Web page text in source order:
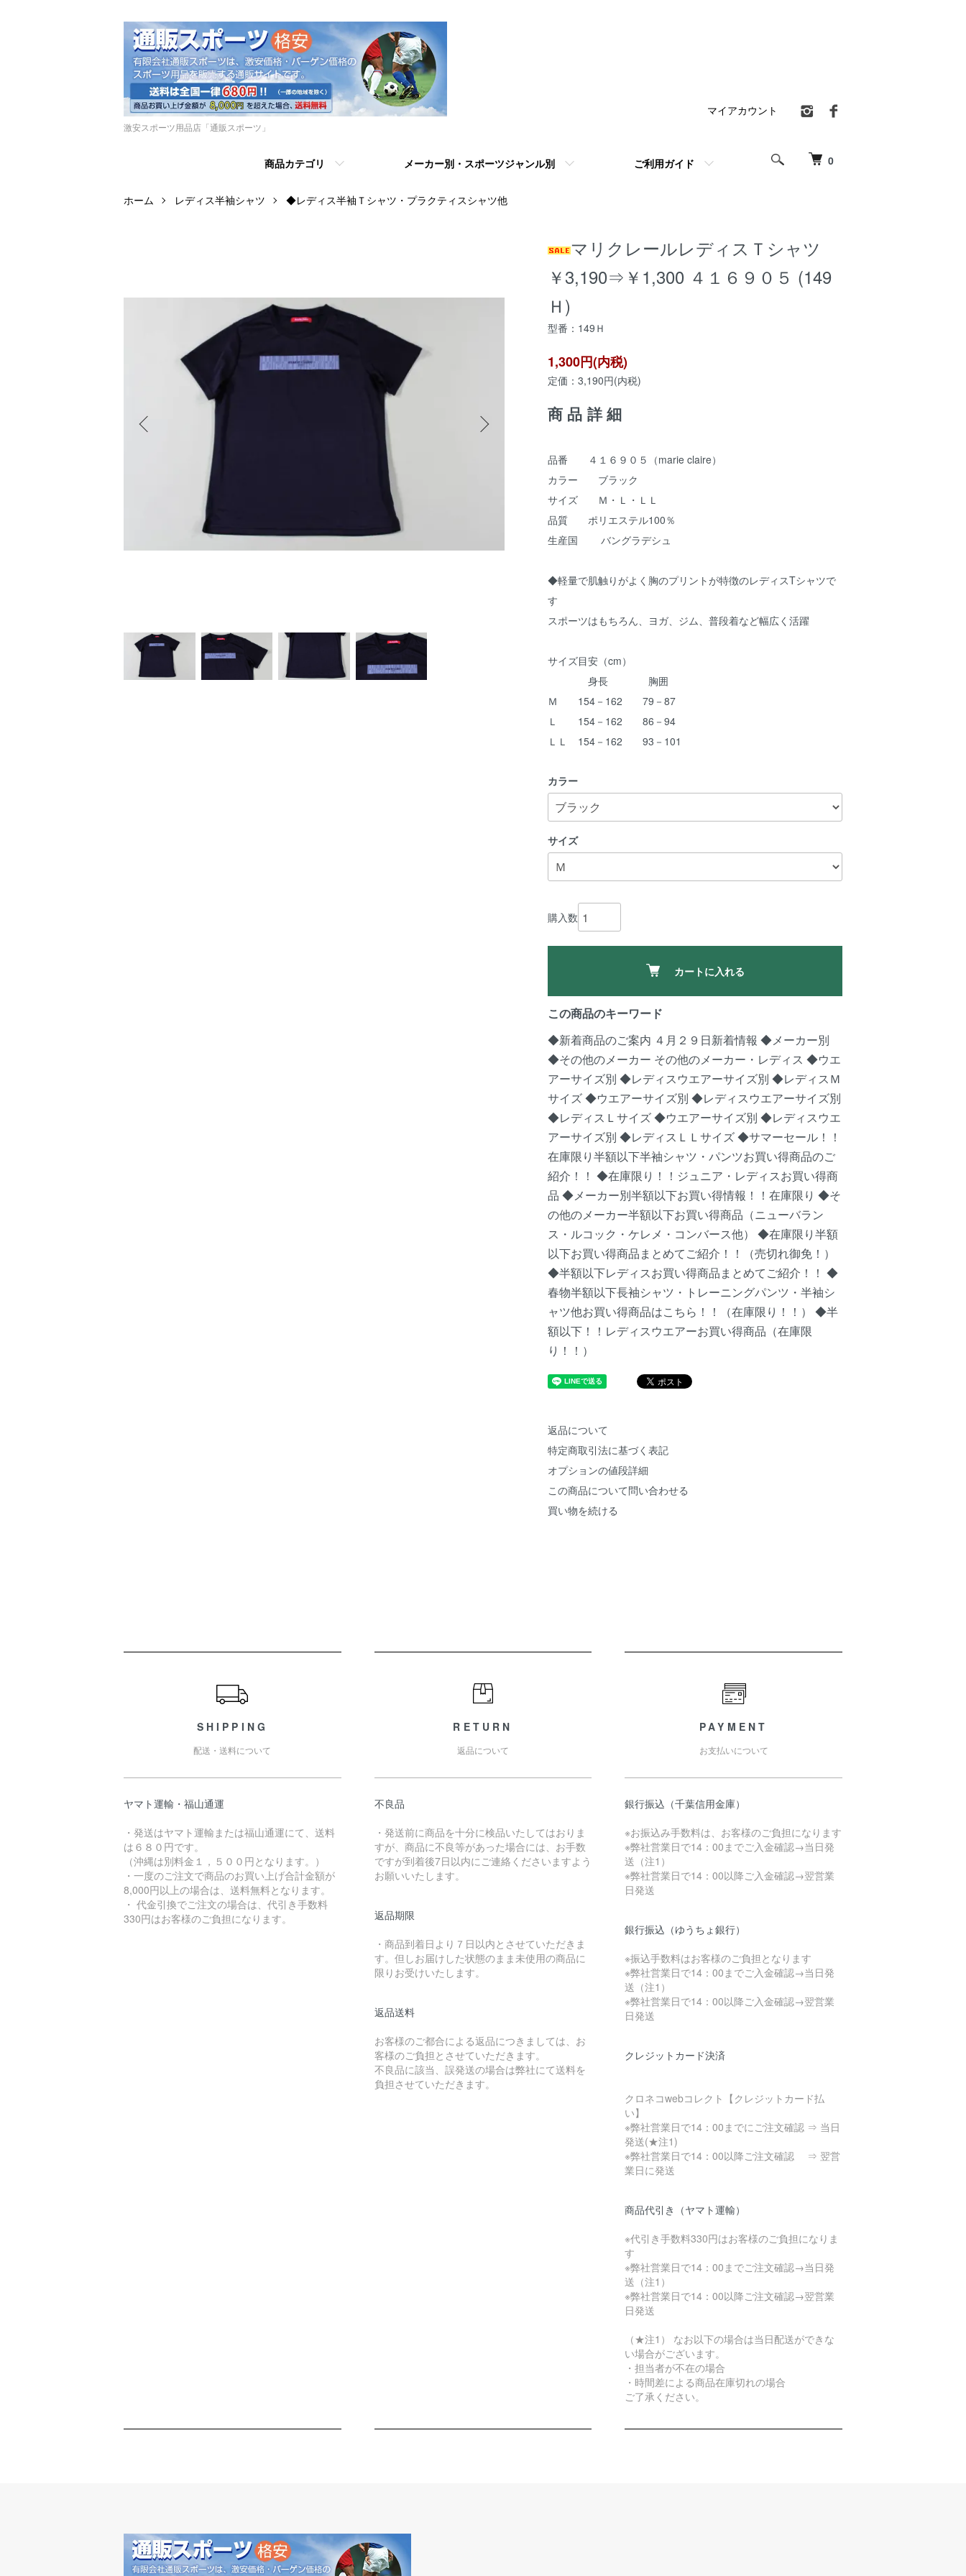
激安スポーツ用品店「通販スポーツ」
0
商品カテゴリ メーカー別・スポーツジャンル別 ご利用ガイド
マイアカウント
ホーム レディス半袖シャツ ◆レディス半袖Ｔシャツ・プラクティスシャツ他
マリクレールレディスＴシャツ
￥3,190⇒￥1,300 ４１６９０５ (149
Ｈ)
型番：149Ｈ
1,300円(内税)
定価：3,190円(内税)
商品詳細
品番 ４１６９０５（marie claire）
カラー ブラック
サイズ Ｍ・Ｌ・ＬＬ
品質 ポリエステル100％
生産国 バングラデシュ
◆軽量で肌触りがよく胸のプリントが特徴のレディスTシャツで
す
スポーツはもちろん、ヨガ、ジム、普段着など幅広く活躍
サイズ目安（cm）
身長 胸囲
Ｍ 154－162 79－87
Ｌ 154－162 86－94
ＬＬ 154－162 93－101
カラー
サイズ
購入数
カートに入れる
この商品のキーワード
◆新着商品のご案内 ４月２９日新着情報 ◆メーカー別
◆その他のメーカー その他のメーカー・レディス ◆ウエ
アーサイズ別 ◆レディスウエアーサイズ別 ◆レディスＭ
サイズ◆ウエアーサイズ別 ◆レディスウエアーサイズ別
◆レディスＬサイズ◆ウエアーサイズ別 ◆レディスウエ
アーサイズ別 ◆レディスＬＬサイズ◆サマーセール！！
在庫限り半額以下半袖シャツ・パンツお買い得商品のご
紹介！！ ◆在庫限り！！ジュニア・レディスお買い得商
品 ◆メーカー別半額以下お買い得情報！！在庫限り ◆そ
の他のメーカー半額以下お買い得商品（ニューバラン
ス・ルコック・ケレメ・コンバース他）
◆在庫限り半額
以下お買い得商品まとめてご紹介！！（売切れ御免！）
◆半額以下レディスお買い得商品まとめてご紹介！！ ◆
春物半額以下長袖シャツ・トレーニングパンツ・半袖シ
ャツ他お買い得商品はこちら！！（在庫限り！！）
◆半
額以下！！レディスウエアーお買い得商品（在庫限
り！！）
返品について
特定商取引法に基づく表記
オプションの値段詳細
この商品について問い合わせる
買い物を続ける
SHIPPING
配送・送料について
ヤマト運輸・福山通運
・発送はヤマト運輸または福山通運にて、送料
は６８０円です。
（沖縄は別料金１，５００円となります。）
・一度のご注文で商品のお買い上げ合計金額が
8,000円以上の場合は、送料無料となります。
・ 代金引換でご注文の場合は、代引き手数料
330円はお客様のご負担になります。
RETURN
返品について
不良品
・発送前に商品を十分に検品いたしてはおりま
すが、商品に不良等があった場合には、お手数
ですが到着後7日以内にご連絡くださいますよう
お願いいたします。
返品期限
・商品到着日より７日以内とさせていただきま
す。但しお届けした状態のまま未使用の商品に
限りお受けいたします。
返品送料
お客様のご都合による返品につきましては、お
客様のご負担とさせていただきます。
不良品に該当、誤発送の場合は弊社にて送料を
負担させていただきます。
PAYMENT
お支払いについて
銀行振込（千葉信用金庫）
※お振込み手数料は、お客様のご負担になります
※弊社営業日で14：00までご入金確認→当日発
送（注1）
※弊社営業日で14：00以降ご入金確認→翌営業
日発送
銀行振込（ゆうちょ銀行）
※振込手数料はお客様のご負担となります
※弊社営業日で14：00までご入金確認→当日発
送（注1）
※弊社営業日で14：00以降ご入金確認→翌営業
日発送
クレジットカード決済
クロネコwebコレクト【クレジットカード払
い】
※弊社営業日で14：00までにご注文確認 ⇒ 当日
発送(★注1)
※弊社営業日で14：00以降ご注文確認 ⇒ 翌営
業日に発送
商品代引き（ヤマト運輸）
※代引き手数料330円はお客様のご負担になりま
す
※弊社営業日で14：00までご注文確認→当日発
送（注1）
※弊社営業日で14：00以降ご注文確認→翌営業
日発送
（★注1） なお以下の場合は当日配送ができな
い場合がございます。
・担当者が不在の場合
・時間差による商品在庫切れの場合
ご了承ください。